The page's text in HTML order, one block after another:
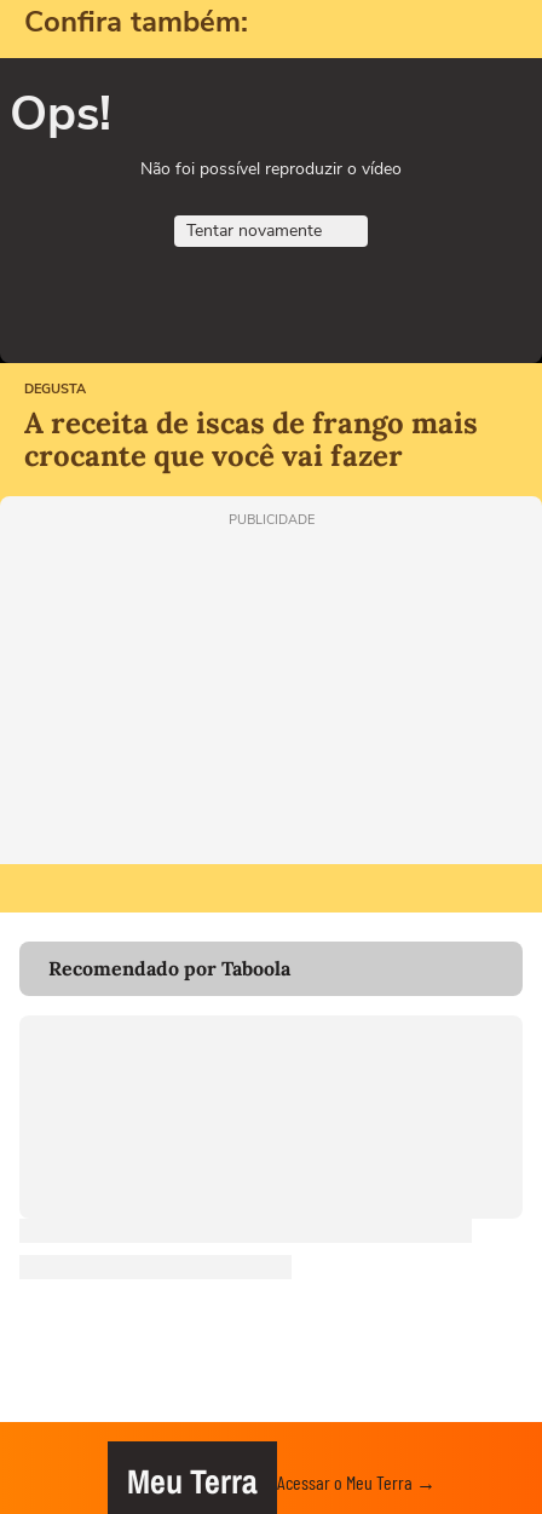
Confira também:
Ops!
Não foi possível reproduzir o vídeo
Tentar novamente
DEGUSTA
A receita de iscas de frango mais
crocante que você vai fazer
PUBLICIDADE
Recomendado por Taboola
Meu Terra Acessar o Meu Terra →